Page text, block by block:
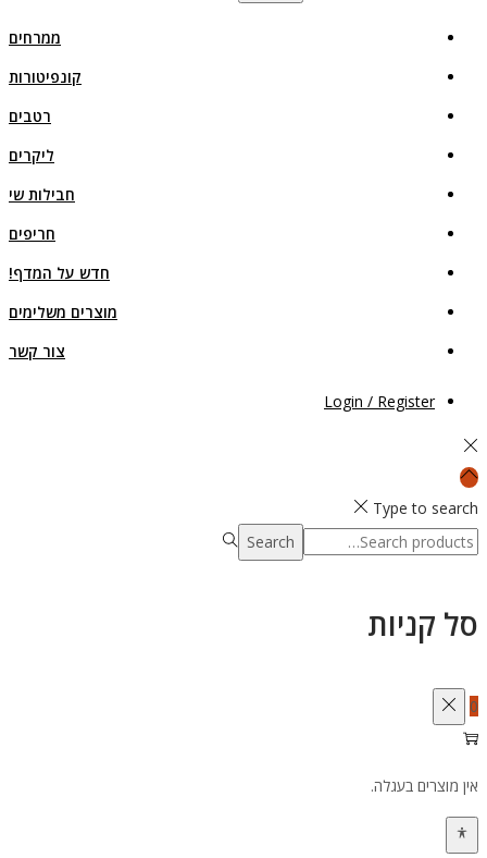
ממרחים
קונפיטורות
רטבים
ליקרים
חבילות שי
חריפים
חדש על המדף!
מוצרים משלימים
צור קשר
Login / Register
Type to search
Search
Search
סל קניות
0
אין מוצרים בעגלה.